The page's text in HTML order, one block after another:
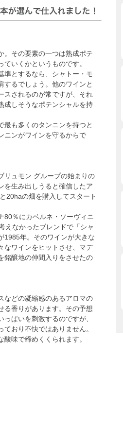
。その要素の一つは熟成ポテ
いくかというものです。
準とするなら、シャトー・モ
するでしょう。他のワインと
スされるのが常ですが、それ
成しそうなポテンシャルを持
最も多くのタンニンを持つと
ニンがワインを守るからで
リュモン グループの始まりの
を生み出しうると確信したア
20haの畑を購入してスタート
80％にカベルネ・ソーヴィニ
えなかったブレンドで「シャ
1985年。そのワインが大きな
なワインをヒットさせ、マデ
銘醸地の仲間入りをさせたの
などの凝縮感のあるアロマの
る香りがあります。その予想
ぱいを刺激するのですが、
おり不快ではありません。
味で締めくくられます。